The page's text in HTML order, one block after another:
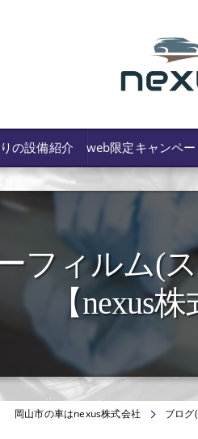
用や保険修理の可否など解説
の設備紹介 web限定キャンペ
フィルム(
【nexus
岡山市の車はnexus株式会社 ブログ